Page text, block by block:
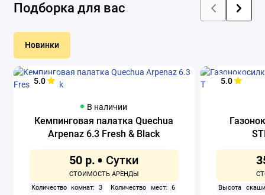
Подборка для вас
Новинки
5.0
В наличии
Кемпинговая палатка Quechua
Arpenaz 6.3 Fresh & Black
50 р.
Количество комнат: 3
Количество мест: 6
5.0
Высота